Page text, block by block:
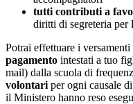
tutti contributi a
diritti di segreteria per
Potrai effettuare i
pagamento intestati a tuo
mail) dalla scuola di
volontari per ogni causale
il Ministero hanno reso